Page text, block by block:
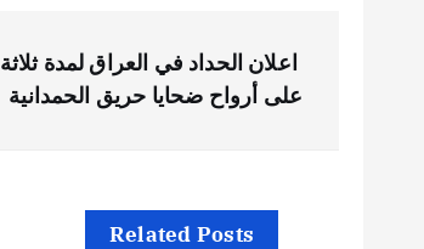
ص
اعلان الحداد في العراق لمدة ثلاثة
على أرواح ضحايا حريق الحمدانية
Related Posts